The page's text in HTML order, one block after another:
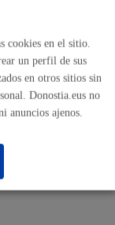
Eder
cookies en el sitio.
un perfil de sus
en otros sitios sin
Donostia.eus no
anuncios ajenos.